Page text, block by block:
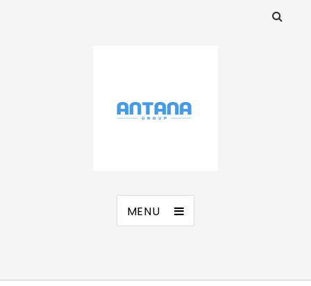
ANTANA Group s.r.o.
MENU